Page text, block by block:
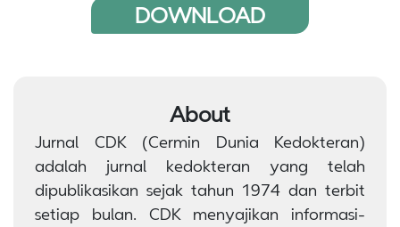
DOWNLOAD
About
Jurnal CDK (Cermin Dunia Kedokteran)
adalah jurnal kedokteran yang telah
dipublikasikan sejak tahun 1974 dan terbit
setiap bulan. CDK menyajikan informasi-